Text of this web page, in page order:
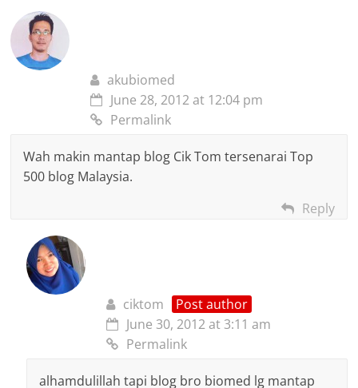
akubiomed
June 28, 2012 at 12:04 pm
Permalink
Wah makin mantap blog Cik Tom tersenarai Top
500 blog Malaysia.
Reply
ciktom
Post author
June 30, 2012 at 3:11 am
Permalink
alhamdulillah tapi blog bro biomed lg mantap